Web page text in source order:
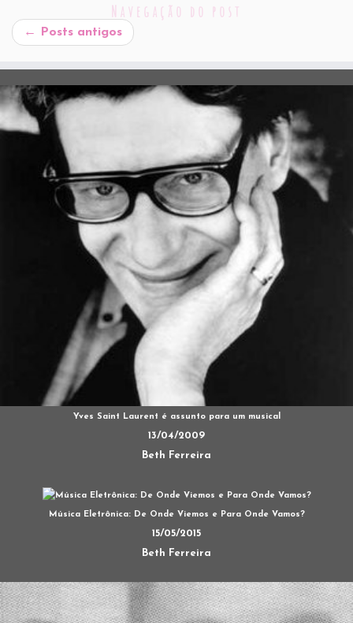
Navegação do post
← Posts antigos
Yves Saint Laurent é assunto para um musical
13/04/2009
Beth Ferreira
Música Eletrônica: De Onde Viemos e Para Onde Vamos?
15/05/2015
Beth Ferreira